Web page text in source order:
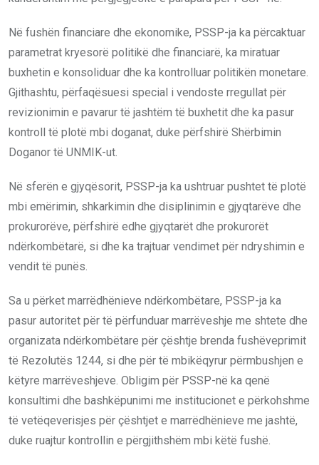
Në fushën financiare dhe ekonomike, PSSP-ja ka përcaktuar
parametrat kryesorë politikë dhe financiarë, ka miratuar
buxhetin e konsoliduar dhe ka kontrolluar politikën monetare.
Gjithashtu, përfaqësuesi special i vendoste rregullat për
revizionimin e pavarur të jashtëm të buxhetit dhe ka pasur
kontroll të plotë mbi doganat, duke përfshirë Shërbimin
Doganor të UNMIK-ut.
Në sferën e gjyqësorit, PSSP-ja ka ushtruar pushtet të plotë
mbi emërimin, shkarkimin dhe disiplinimin e gjyqtarëve dhe
prokurorëve, përfshirë edhe gjyqtarët dhe prokurorët
ndërkombëtarë, si dhe ka trajtuar vendimet për ndryshimin e
vendit të punës.
Sa u përket marrëdhënieve ndërkombëtare, PSSP-ja ka
pasur autoritet për të përfunduar marrëveshje me shtete dhe
organizata ndërkombëtare për çështje brenda fushëveprimit
të Rezolutës 1244, si dhe për të mbikëqyrur përmbushjen e
këtyre marrëveshjeve. Obligim për PSSP-në ka qenë
konsultimi dhe bashkëpunimi me institucionet e përkohshme
të vetëqeverisjes për çështjet e marrëdhënieve me jashtë,
duke ruajtur kontrollin e përgjithshëm mbi këtë fushë.